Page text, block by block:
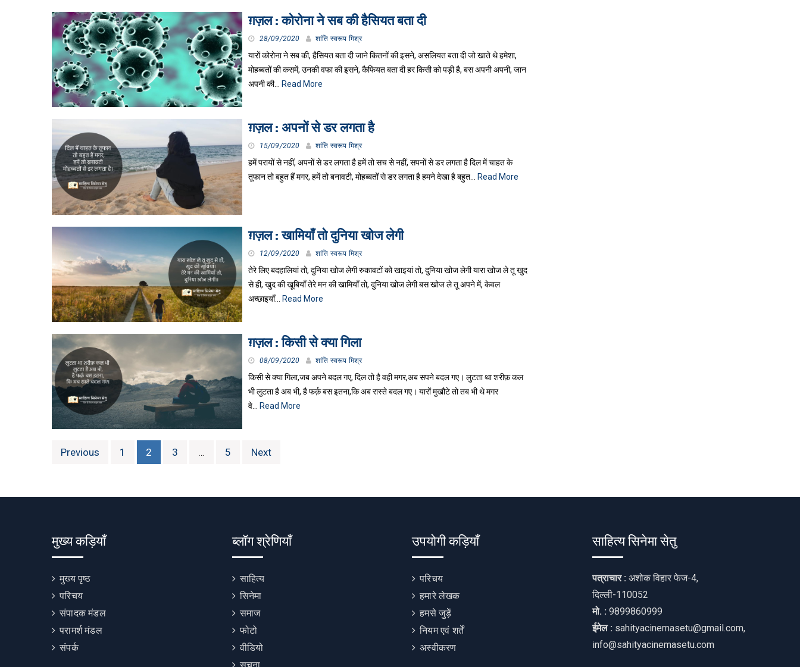
ग़ज़ल : कोरोना ने सब की हैसियत बता दी
28/09/2020 शांति स्वरूप मिश्र
यारों कोरोना ने सब की, हैसियत बता दी जाने कितनों की इसने, असलियत बता दी जो खाते थे हमेशा,
मोहब्बतों की कसमें, उनकी वफा की इसने, कैफियत बता दी हर किसी को पड़ी है, बस अपनी अपनी, जान
अपनी की…
Read More
ग़ज़ल : अपनों से डर लगता है
15/09/2020 शांति स्वरूप मिश्र
हमें परायों से नहीं, अपनों से डर लगता है हमें तो सच से नहीं, सपनों से डर लगता है दिल में चाहत के
तूफान तो बहुत हैं मगर, हमें तो बनावटी, मोहब्बतों से डर लगता है हमने देखा है बहुत… Read More
ग़ज़ल : खामियाँ तो दुनिया खोज लेगी
12/09/2020 शांति स्वरूप मिश्र
तेरे लिए बदहालियां तो, दुनिया खोज लेगी रुकावटों को खाइयां तो, दुनिया खोज लेगी यारा खोज ले तू खुद
से ही, खुद की खूबियाँ तेरे मन की खामियाँ तो, दुनिया खोज लेगी बस खोज ले तू अपने में, केवल
अच्छाइयाँ…Read More
ग़ज़ल : किसी से क्या गिला
08/09/2020 शांति स्वरूप मिश्र
किसी से क्या गिला,जब अपने बदल गए, दिल तो है वही मगर,अब सपने बदल गए। लुटता था शरीफ़ कल
भी लुटता है अब भी, है फर्क़ बस इतना,कि अब रास्ते बदल गए। यारों मुखौटे तो तब भी थे मगर
वे…
Read More
Posts
Previous 1 2 3 … 5 Next
मुख्य कड़ियाँ
मुख्य पृष्ठ
परिचय
संपादक मंडल
परामर्श मंडल
संपर्क
ब्लॉग श्रेणियाँ
साहित्य
सिनेमा
समाज
फोटो
वीडियो
उपयोगी कड़ियाँ
परिचय
हमारे लेखक
हमसे जुड़ें
नियम एवं शर्तें
अस्वीकरण
साहित्य सिनेमा सेतु
पत्राचार : अशोक विहार फेज-4,
दिल्ली-110052
मो. : 9899860999
ईमेल : sahityacinemasetu@gmail.com,
info@sahityacinemasetu.com